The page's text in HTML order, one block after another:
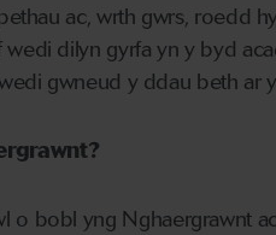
ac, wrth gwrs, roedd
wedi dilyn gyrfayn y byd
gwneud y ddau beth ar
?
o bobl yng Nghaergrawnt a